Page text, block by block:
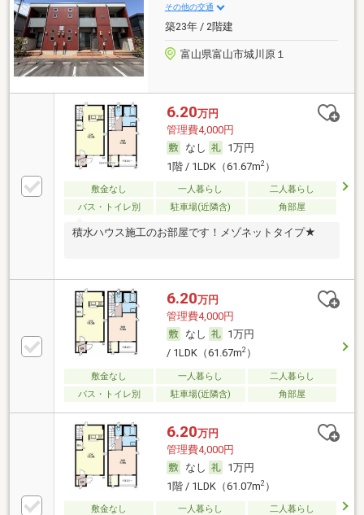
その他の交通
築23年 / 2階建
富山県富山市城川原１
6.20万円
管理費4,000円
なし
1万円
1階 / 1LDK（61.67m2）
敷金なし 一人暮らし
二人暮らし
バス・トイレ別
駐車場(近隣含) 角部屋
積水ハウス施工のお部屋です！メゾネットタイプ★
6.20万円
管理費4,000円
なし
1万円
/ 1LDK（61.67m2）
敷金なし 一人暮らし
二人暮らし
バス・トイレ別
駐車場(近隣含) 角部屋
6.20万円
管理費4,000円
なし
1万円
1階 / 1LDK（61.07m2）
敷金なし 一人暮らし
二人暮らし